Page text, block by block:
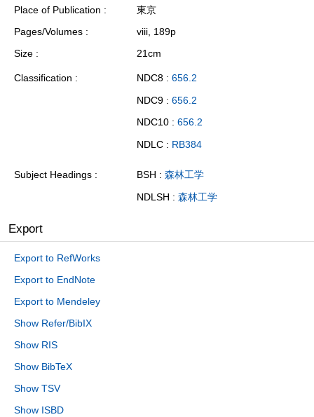
Place of Publication
東京
Pages/Volumes
viii, 189p
Size
21cm
Classification NDC8 : 656.2
NDC9 : 656.2
NDC10 : 656.2
NDLC : RB384
Subject Headings BSH : 森林工学
NDLSH : 森林工学
Export
Export to RefWorks
Export to EndNote
Export to Mendeley
Show Refer/BibIX
Show RIS
Show BibTeX
Show TSV
Show ISBD